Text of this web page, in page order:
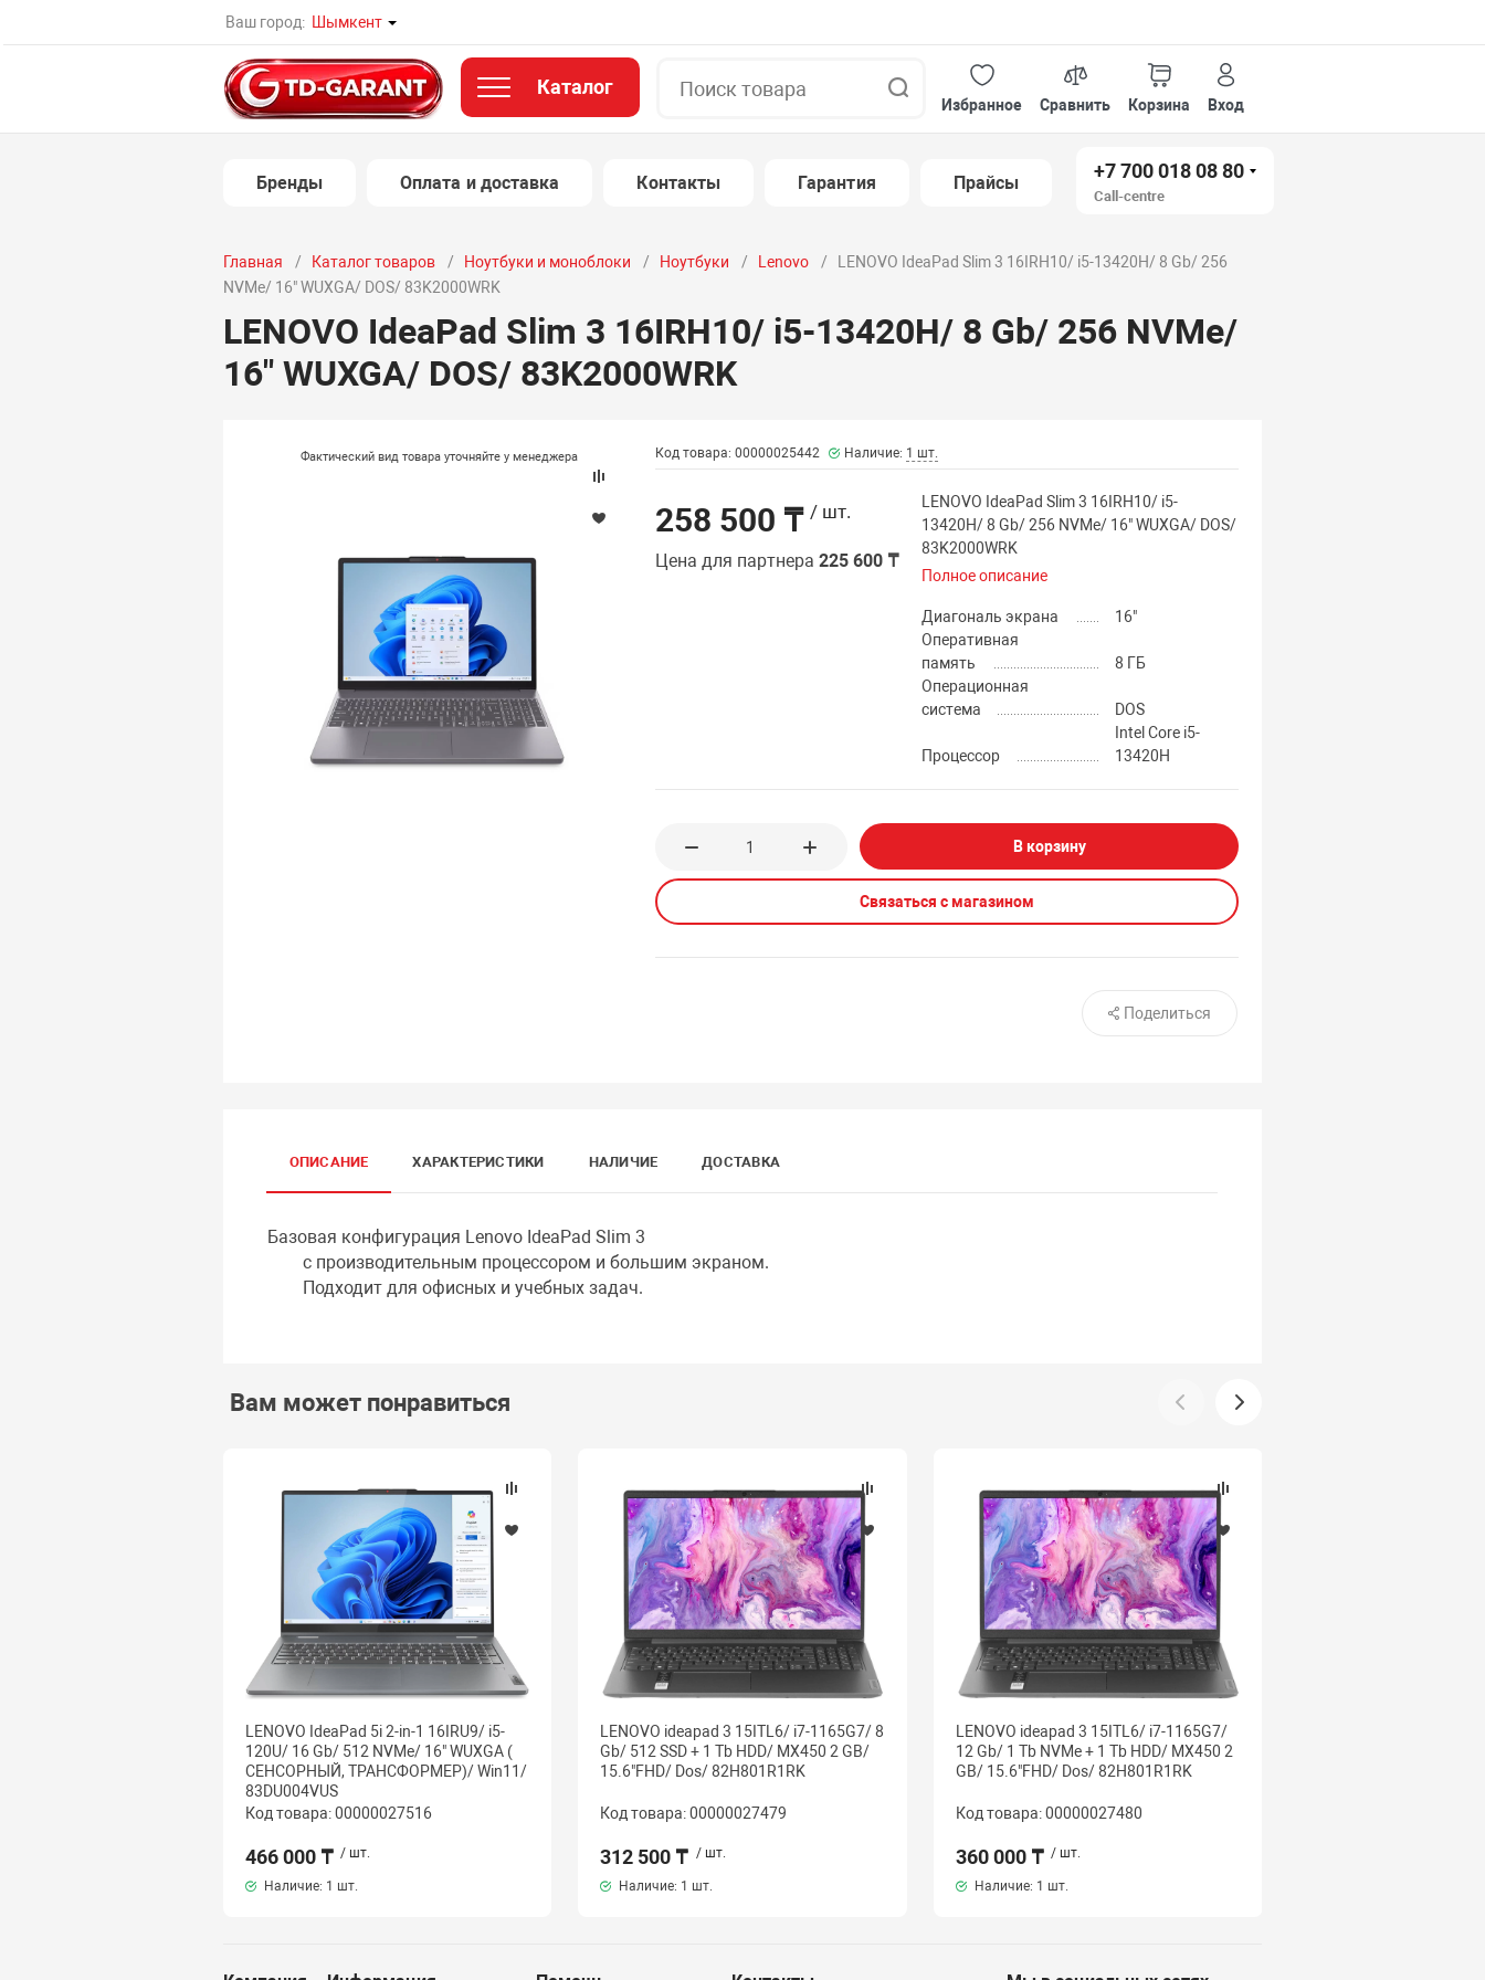
Ваш город: Шымкент
Каталог
Избранное
Сравнить Корзина Вход
Бренды Оплата и доставка Контакты Гарантия Прайсы
+7 700 018 08 80
Call-centre
Главная Каталог товаров Ноутбуки и моноблоки Ноутбуки Lenovo
LENOVO IdeaPad Slim 3 16IRH10/ i5-13420H/ 8 Gb/ 256
NVMe/ 16" WUXGA/ DOS/ 83K2000WRK
LENOVO IdeaPad Slim 3 16IRH10/ i5-13420H/ 8 Gb/ 256 NVMe/
16" WUXGA/ DOS/ 83K2000WRK
Фактический вид товара уточняйте у менеджера Код товара: 00000025442 Наличие: 1 шт.
258 500 ₸ / шт.
Цена для партнера225 600 ₸
LENOVO IdeaPad Slim 3 16IRH10/ i5-
13420H/ 8 Gb/ 256 NVMe/ 16" WUXGA/ DOS/
83K2000WRK
Полное описание
Диагональ экрана
16"
Оперативная
память
8 ГБ
Операционная
система
DOS
Процессор
Intel Core i5-
13420H
В корзину
Связаться с магазином
Поделиться
ОПИСАНИЕ ХАРАКТЕРИСТИКИ НАЛИЧИЕ ДОСТАВКА
Базовая конфигурация Lenovo IdeaPad Slim 3
с производительным процессором и большим экраном.
Подходит для офисных и учебных задач.
Вам может понравиться
LENOVO IdeaPad 5i 2-in-1 16IRU9/ i5-
120U/ 16 Gb/ 512 NVMe/ 16" WUXGA (
СЕНСОРНЫЙ, ТРАНСФОРМЕР)/ Win11/
83DU004VUS
Код товара: 00000027516
466 000 ₸ / шт.
Наличие: 1 шт.
LENOVO ideapad 3 15ITL6/ i7-1165G7/ 8
Gb/ 512 SSD + 1 Tb HDD/ MX450 2 GB/
15.6"FHD/ Dos/ 82H801R1RK
Код товара: 00000027479
312 500 ₸ / шт.
Наличие: 1 шт.
LENOVO ideapad 3 15ITL6/ i7-1165G7/
12 Gb/ 1 Tb NVMe + 1 Tb HDD/ MX450 2
GB/ 15.6"FHD/ Dos/ 82H801R1RK
Код товара: 00000027480
360 000 ₸ / шт.
Наличие: 1 шт.